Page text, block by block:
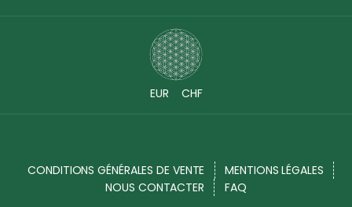
EUR CHF
CONDITIONS GÉNÉRALES DE VENTE
MENTIONS LÉGALES
NOUS CONTACTER
FAQ